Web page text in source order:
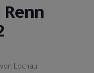
Lochau